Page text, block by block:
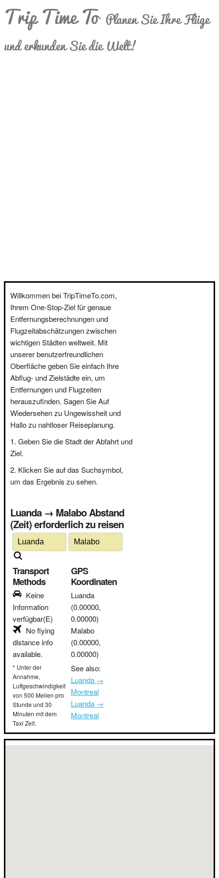
Trip Time To Planen Sie Ihre Flüge
und erkunden Sie die Welt!
Willkommen bei TripTimeTo.com,
Ihrem One-Stop-Ziel für genaue
Entfernungsberechnungen und
Flugzeitabschätzungen zwischen
wichtigen Städten weltweit. Mit
unserer benutzerfreundlichen
Oberfläche geben Sie einfach Ihre
Abflug- und Zielstädte ein, um
Entfernungen und Flugzeiten
herauszufinden. Sagen Sie Auf
Wiedersehen zu Ungewissheit und
Hallo zu nahtloser Reiseplanung.
Geben Sie die Stadt der Abfahrt und
Ziel.
Klicken Sie auf das Suchsymbol,
um das Ergebnis zu sehen.
Luanda → Malabo Abstand
(Zeit) erforderlich zu reisen
Transport
Methods
Keine
Information
verfügbar(E)
No flying
distance info
available.
* Unter der
Annahme,
Luftgeschwindigkeit
von 500 Meilen pro
Stunde und 30
Minuten mit dem
Taxi Zeit.
GPS
Koordinaten
Luanda
(0.00000,
0.00000)
Malabo
(0.00000,
0.00000)
See also:
Luanda →
Montreal
Luanda →
Montreal